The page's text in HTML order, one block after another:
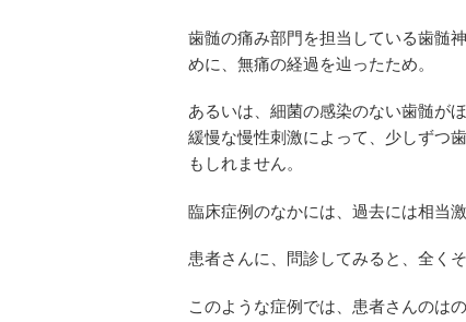
歯髄の痛み部門を担当している歯髄
めに、無痛の経過を辿ったため。
あるいは、細菌の感染のない歯髄が
緩慢な慢性刺激によって、少しずつ
もしれません。
臨床症例のなかには、過去には相当
患者さんに、問診してみると、全く
このような症例では、患者さんのは